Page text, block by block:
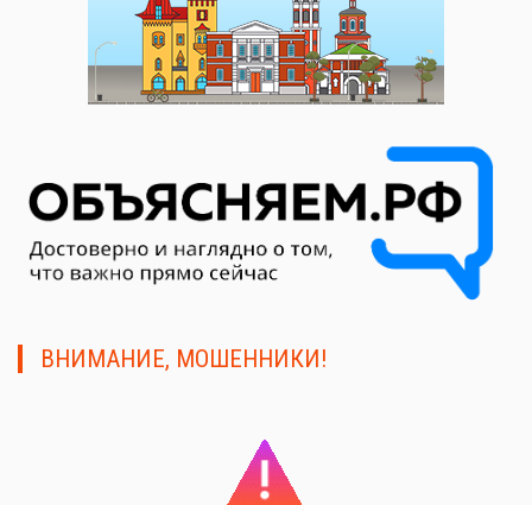
ВНИМАНИЕ, МОШЕННИКИ!